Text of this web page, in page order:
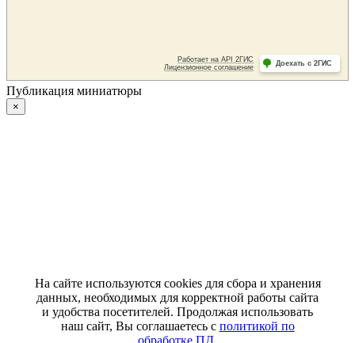
Публикация миниатюры
×
На сайте используются cookies для сбора и хранения
данных, необходимых для корректной работы сайта
и удобства посетителей. Продолжая использовать
наш сайт, Вы соглашаетесь с политикой по
обработке ПД